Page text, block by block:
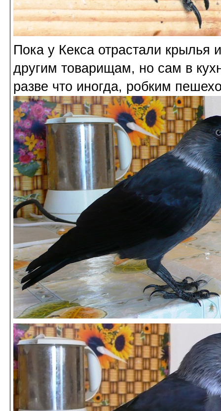
Пока у Кекса отрастали крылья
другим товарищам, но сам в
разве что иногда, робким